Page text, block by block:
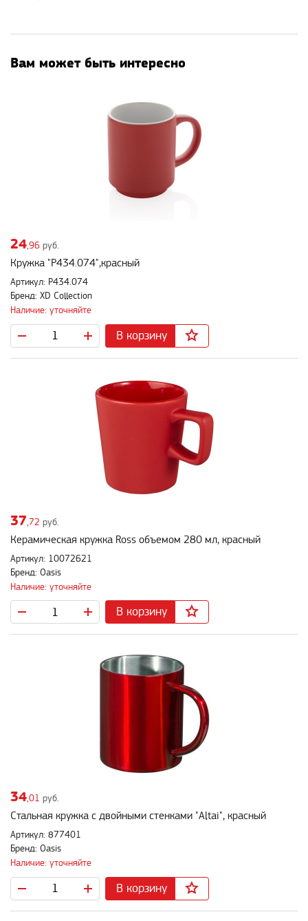
Вам может быть интересно
24,96 руб.
Кружка "P434.074",красный
Артикул: P434.074
Бренд: XD Collection
Наличие: уточняйте
В корзину
37 ,72 руб.
Керамическая кружка Ross объемом 280 мл, красный
Артикул: 10072621
Бренд: Oasis
Наличие: уточняйте
В корзину
34,01 руб.
Стальная кружка с двойными стенками "Altai", красный
Артикул: 877401
Бренд: Oasis
Наличие: уточняйте
В корзину